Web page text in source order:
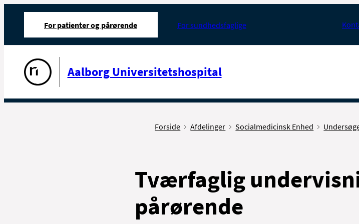
For patienter og pårørende For sundhedsfaglige
Aalborg Universitetshospital
Forside Afdelinger Socialmedicinsk Enhed
Tværfaglig
pårørende